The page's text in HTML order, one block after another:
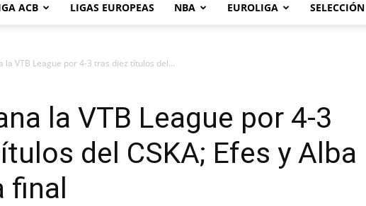
ACB LIGAS EUROPEAS NBA EUROLIGA SELECCIÓN
la VTB League por 4-3 tras diez títulos del...
la VTB League por 4-3
del CSKA; Efes y Alba
final